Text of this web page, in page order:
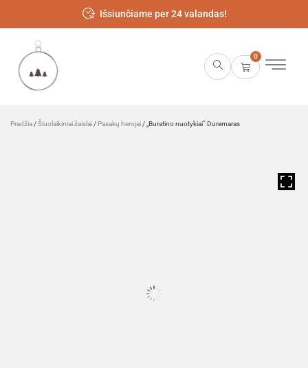
Išsiunčiame per 24 valandas!
0
Pradžia /Šiuolaikiniai žaislai / Pasakų herojai / „Buratino nuotykiai” Duremaras